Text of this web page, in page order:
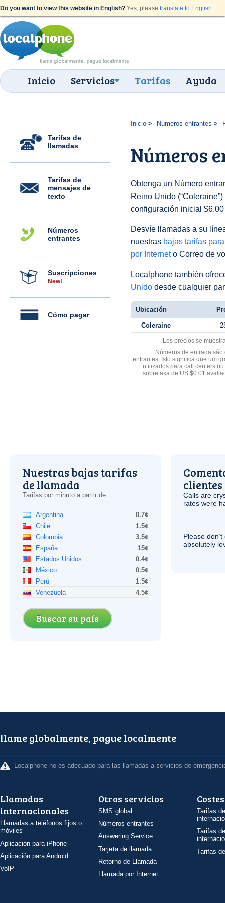
Do you want to view this website in English? Yes, please translate to English.
Inicio Servicios Tarifas Ayuda
Tarifas de
llamadas
Tarifas de
mensajes de
texto
Números
entrantes
Suscripciones
New!
Cómo pagar
Inicio Números entrantes
Números
Obtenga un Número
Reino Unido
configuración inicial
Desvíe llamadas a su
nuestras bajas tarifas
por Interneto Correo de
Localphone también
Unido desde cualquier
Ubicación
Coleraine
Los precios se
Números de entrada
entrantes. Isto significa que um
utilizados para call centers
sobretaxa de US $0.01
Nuestras bajas tarifas
de llamada
Tarifas por minuto a partir de:
Argentina
0.7¢
Chile
1.5¢
Colombia
3.5¢
España
15¢
Estados Unidos
0.4¢
México
0.5¢
Perú
1.5¢
Venezuela
4.5¢
Buscar su país
clientes
Calls are
rates were
Please
absolutely
llame globalmente, pague localmente
Localphone no es adecuado para las llamadas a servicios de
Llamadas
internacionales
Llamadas a teléfonos fijos o
móviles
Aplicación para iPhone
Aplicación para Android
VoIP
Otros servicios
SMS global
Números entrantes
Answering Service
Tarjeta de llamada
Retorno de Llamada
Llamada por Internet
Costes
Tarifas
Tarifas
Tarifas